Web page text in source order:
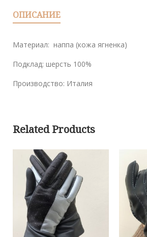
ОПИСАНИЕ
Материал: наппа (кожа ягненка)
Подклад: шерсть 100%
Производство: Италия
Related Products